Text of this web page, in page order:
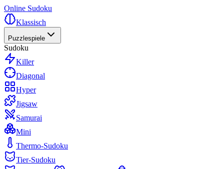
Online Sudoku
Klassisch
Puzzlespiele
Sudoku
Killer
Diagonal
Hyper
Jigsaw
Samurai
Mini
Thermo-Sudoku
Tier-Sudoku